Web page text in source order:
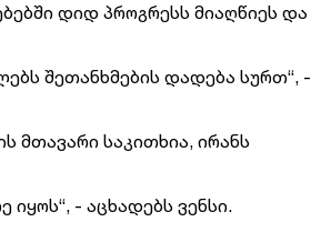
დიდ პროგრესს მიაღწიეს და
შეთანხმების დადება სურთ“, -
მთავარი საკითხია, ირანს
იყოს“, - აცხადებს ვენსი.